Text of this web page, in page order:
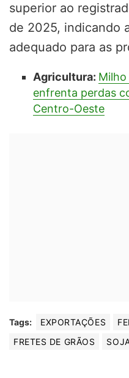
superior ao
de 2025, indicando
adequado para as
Agricultura:
enfrenta perdas
Centro-Oeste
Tags: EXPORTAÇÕES
FRETES DE GRÃOS